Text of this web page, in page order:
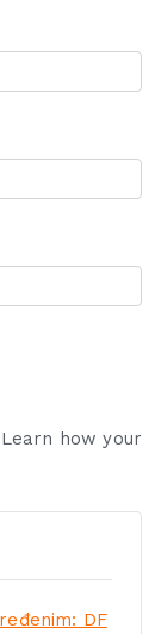
Learn how your
DF